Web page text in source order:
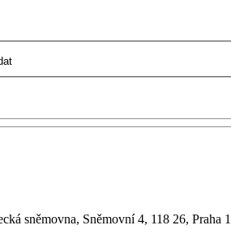
sněmovna, Sněmovní 4, 118 26, Praha